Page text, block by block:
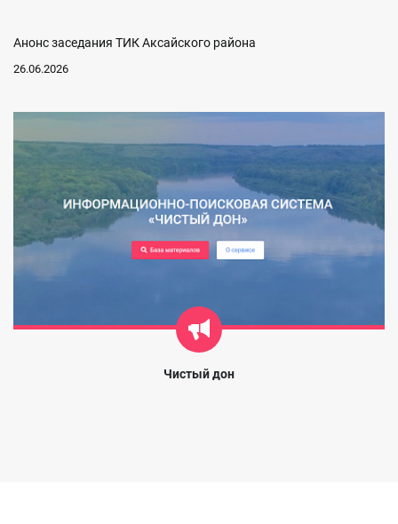
Анонс заседания ТИК Аксайского района
26.06.2026
Чистый дон